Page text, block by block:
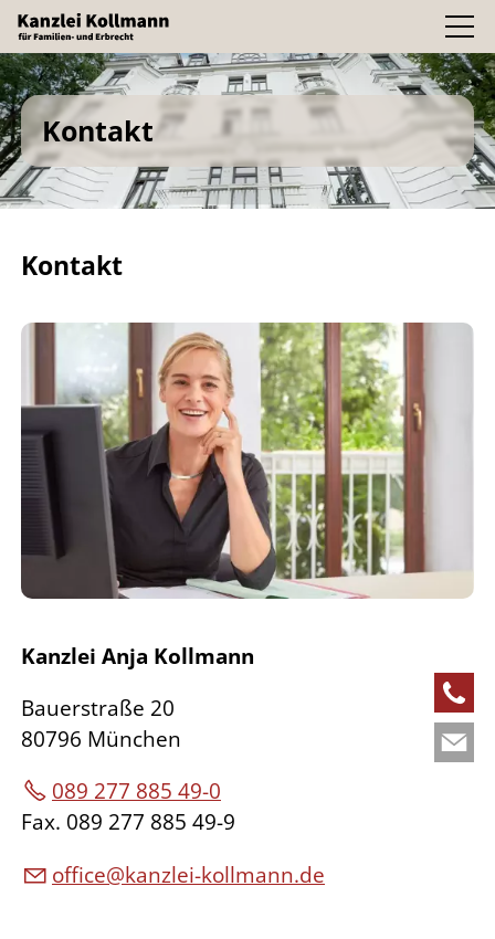
Kontakt
Kontakt
Kanzlei Anja Kollmann
Bauerstraße 20
80796 München
089 277 885 49-0
Fax. 089 277 885 49-9
ff c k nzl -k llm nn d